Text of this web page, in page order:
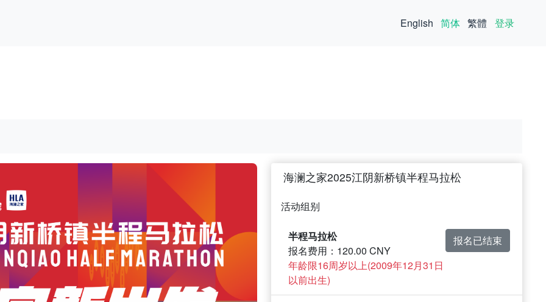
English 简体 繁體 登录
海澜之家2025江阴新桥镇半程马拉松
活动组别
半程马拉松
报名费用：120.00 CNY
年龄限16周岁以上(2009年12月31日
以前出生)
报名已结束